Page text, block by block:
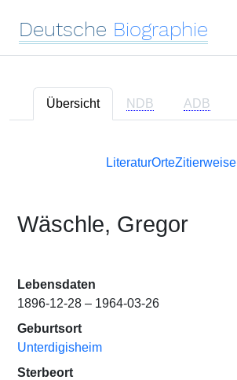
Deutsche Biographie
Übersicht NDB ADB
LiteraturOrteZitierweise
Wäschle, Gregor
Lebensdaten
1896-12-28 – 1964-03-26
Geburtsort
Unterdigisheim
Sterbeort